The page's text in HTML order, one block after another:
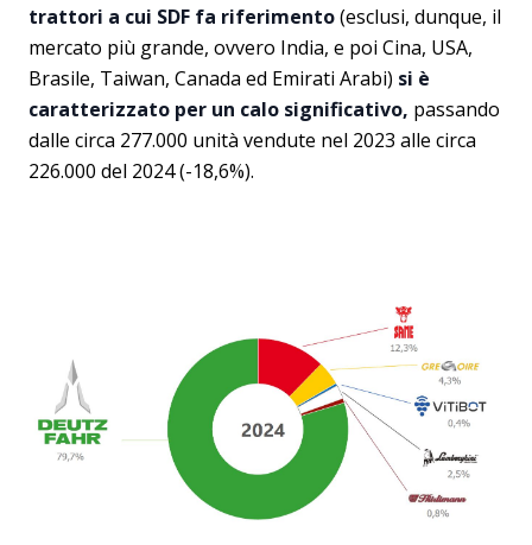
trattori a cui SDF fa riferimento(esclusi, dunque, il
mercato più grande, ovvero India, e poi Cina, USA,
Brasile, Taiwan, Canada ed Emirati Arabi) si è
caratterizzato per un calo significativo, passando
dalle circa 277.000 unità vendute nel 2023 alle circa
226.000 del 2024 (-18,6%).